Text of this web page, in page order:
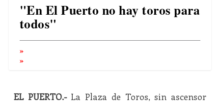
"En El Puerto no hay toros para
todos"
EL PUERTO.-La Plaza de Toros, sin ascensor